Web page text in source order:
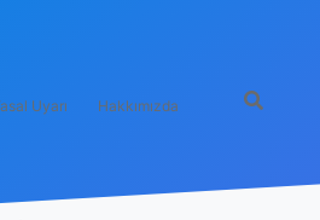
Uyarı Hakkımızda